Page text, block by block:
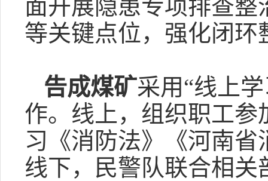
面开展隐患专项排查
等关键点位，强化闭环
告成煤矿采用“线上
作。线上，组织职工
习《消防法》《河南
线下，民警队联合相